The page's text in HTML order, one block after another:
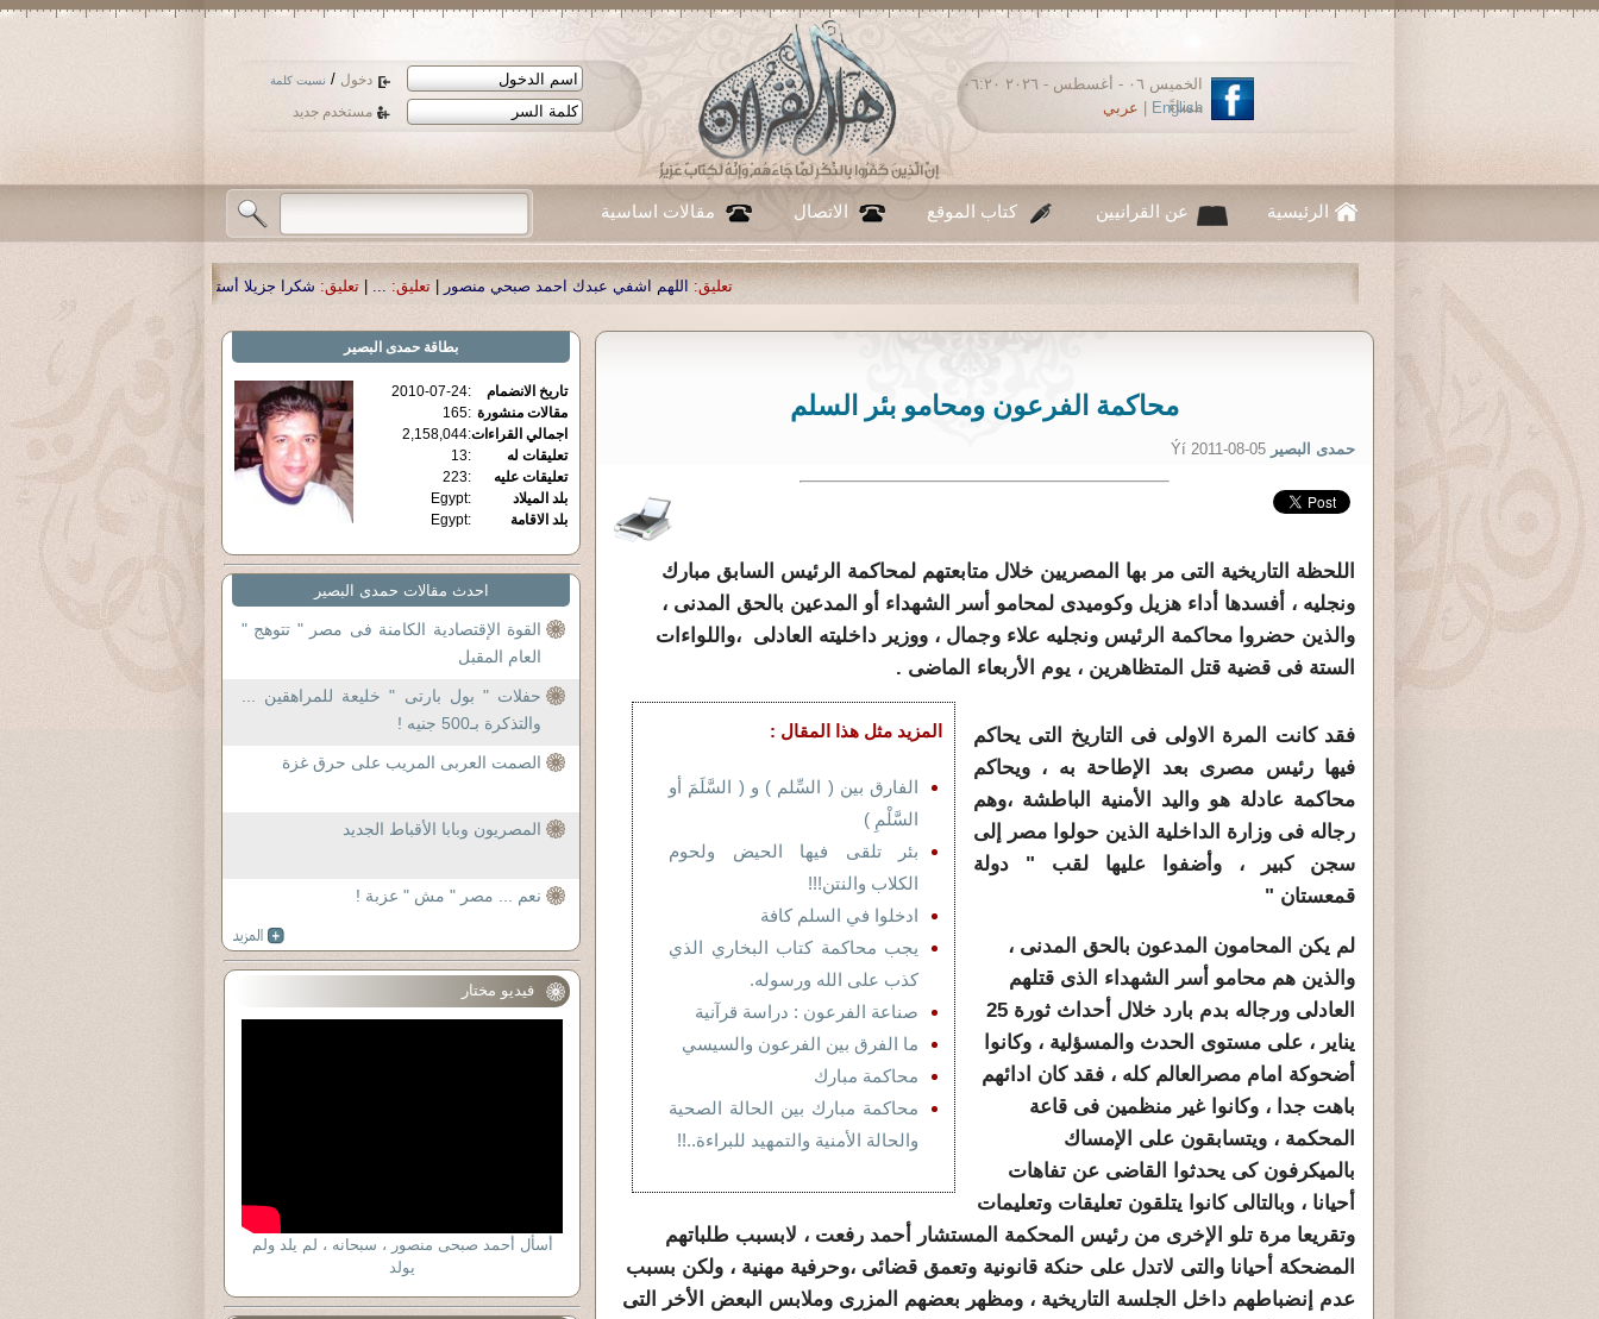
دخول / نسيت كلمة
مستخدم جديد
الخميس ٠٦ - أغسطس - ٢٠٢٦ ٠٦:٢٠
مساءً
English عربي
الرئيسية عن القرانيين كتاب الموقع الاتصال مقالات اساسية
اللهم اشفي عبدك احمد صبحي منصور|تعليق: ...
|تعليق: شكرا جزيلا أستاذ حمد الحمد .أكرمكم الله .
محاكمة الفرعون ومحامو بئر السلم
حمدى البصير Ýí 2011-08-05
اللحظة التاريخية التى مر بها المصريين خلال متابعتهم لمحاكمة الرئيس السابق مبارك
ونجليه ، أفسدها أداء هزيل وكوميدى لمحامو أسر الشهداء أو المدعين بالحق المدنى ،
والذين حضروا محاكمة الرئيس ونجليه علاء وجمال ، ووزير داخليته العادلى ،واللواءات
الستة فى قضية قتل المتظاهرين ، يوم الأربعاء الماضى .
المزيد مثل هذا المقال :
الفارق بين ( السِّلم ) و ( السَّلَمَ أو
السَّلْمِ )
بئر تلقى فيها الحيض ولحوم
الكلاب والنتن!!!
ادخلوا في السلم كافة
يجب محاكمة كتاب البخاري الذي
كذب على الله ورسوله.
صناعة الفرعون : دراسة قرآنية
ما الفرق بين الفرعون والسيسي
محاكمة مبارك
محاكمة مبارك بين الحالة الصحية
والحالة الأمنية والتمهيد للبراءة..!!
فقد كانت المرة الاولى فى التاريخ التى يحاكم
فيها رئيس مصرى بعد الإطاحة به ، ويحاكم
محاكمة عادلة هو واليد الأمنية الباطشة ،وهم
رجاله فى وزارة الداخلية الذين حولوا مصر إلى
سجن كبير ، وأضفوا عليها لقب " دولة
قمعستان "
لم يكن المحامون المدعون بالحق المدنى ،
والذين هم محامو أسر الشهداء الذى قتلهم
العادلى ورجاله بدم بارد خلال أحداث ثورة 25
يناير ، على مستوى الحدث والمسؤلية ، وكانوا
أضحوكة امام مصرالعالم كله ، فقد كان ادائهم
باهت جدا ، وكانوا غير منظمين فى قاعة
المحكمة ، ويتسابقون على الإمساك
بالميكرفون كى يحدثوا القاضى عن تفاهات
أحيانا ، وبالتالى كانوا يتلقون تعليقات وتعليمات
وتقريعا مرة تلو الإخرى من رئيس المحكمة المستشار أحمد رفعت ، لابسبب طلباتهم
المضحكة أحيانا والتى لاتدل على حنكة قانونية وتعمق قضائى ،وحرفية مهنية ، ولكن بسبب
عدم إنضباطهم داخل الجلسة التاريخية ، ومظهر بعضهم المزرى وملابس البعض الأخر التى
بطاقة حمدى البصير
تاريخ الانضمام :
2010-07-24
مقالات منشورة :
165
اجمالي القراءات:
2,158,044
تعليقات له
:
13
تعليقات عليه
:
223
بلد الميلاد
:
Egypt
بلد الاقامة
:
Egypt
احدث مقالات حمدى البصير
القوة الإقتصادية الكامنة فى مصر " تتوهج "
العام المقبل
حفلات " بول بارتى " خليعة للمراهقين ...
والتذكرة بـ500 جنيه !
الصمت العربى المريب على حرق غزة
المصريون وبابا الأقباط الجديد
نعم ... مصر " مش " عزبة !
فيديو مختار
أسأل أحمد صبحى منصور ، سبحانه ، لم يلد ولم
يولد